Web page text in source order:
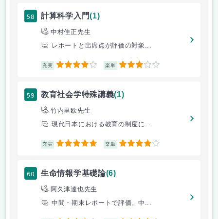
58 計算科学入門(1)
中村佳正先生
レポートと出席点が評価の対象...
充実 4 楽単 3
59 教育社会学特殊講義(1)
竹内里欧先生
現代日本における教育の制度に...
充実 5 楽単 4
60 生命情報学基礎論(6)
阿久津達也先生
中間・期末レポートで評価。中...